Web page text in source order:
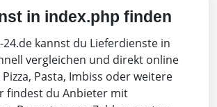
in index.php finden
24.de kannst du Lieferdienste in
vergleichen und direkt online
Pasta, Imbiss oder weitere
findest du Anbieter mit